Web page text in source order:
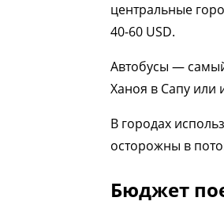
центральные
40-60 USD.
Автобусы —
Ханоя в Сапу или
В городах
осторожны в
Бюджет